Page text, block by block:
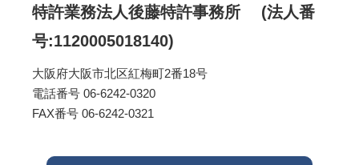
特許業務法人後藤特許事務所 (法人番
号:1120005018140)
大阪府大阪市北区紅梅町2番18号
電話番号 06-6242-0320
FAX番号 06-6242-0321